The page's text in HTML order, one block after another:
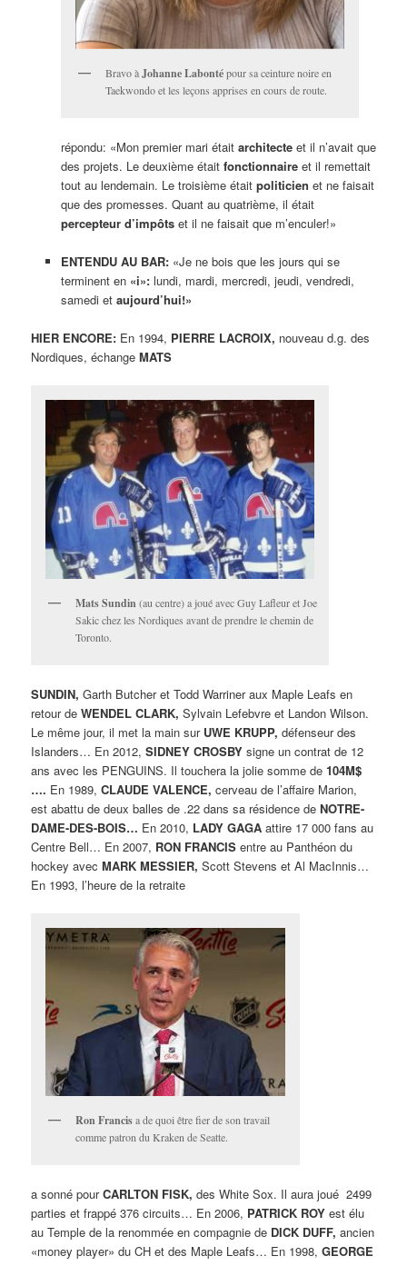
Bravo àJohanne Labontépour sa ceinture noire en
Taekwondo et les leçons apprises en cours de route.
répondu: «Mon premier mari était architecteet il n’avait que
des projets. Le deuxième était fonctionnaireet il remettait
tout au lendemain. Le troisième était politicien et ne faisait
que des promesses. Quant au quatrième, il était
percepteur d’impôtset il ne faisait que m’enculer!»
ENTENDU AU BAR:«Je ne bois que les jours qui se
terminent en «i»:lundi, mardi, mercredi, jeudi, vendredi,
samedi et aujourd’hui!»
HIER ENCORE: En 1994, PIERRE LACROIX, nouveau d.g. des
Nordiques, échangeMATS
Mats Sundin (au centre) a joué avec Guy Lafleur et Joe
Sakic chez les Nordiques avant de prendre le chemin de
Toronto.
SUNDIN, Garth Butcher et Todd Warriner aux Maple Leafs en
retour deWENDEL CLARK, Sylvain Lefebvre et Landon Wilson.
Le même jour, il met la main sur UWE KRUPP, défenseur des
Islanders… En 2012,SIDNEY CROSBY signe un contrat de 12
ans avec les PENGUINS. Il touchera la jolie somme de104M$
…. En 1989,CLAUDE VALENCE, cerveau de l’affaire Marion,
est abattu de deux balles de .22 dans sa résidence deNOTRE-
DAME-DES-BOIS… En 2010, LADY GAGA attire 17 000 fans au
Centre Bell… En 2007, RON FRANCIS entre au Panthéon du
hockey avecMARK MESSIER, Scott Stevens et Al MacInnis…
En 1993, l’heure de la retraite
Ron Francisa de quoi être fier de son travail
comme patron du Kraken de Seatte.
a sonné pourCARLTON FISK, des White Sox. Il aura joué 2499
parties et frappé 376 circuits… En 2006, PATRICK ROY est élu
au Temple de la renommée en compagnie de DICK DUFF, ancien
«money player» du CH et des Maple Leafs… En 1998,GEORGE